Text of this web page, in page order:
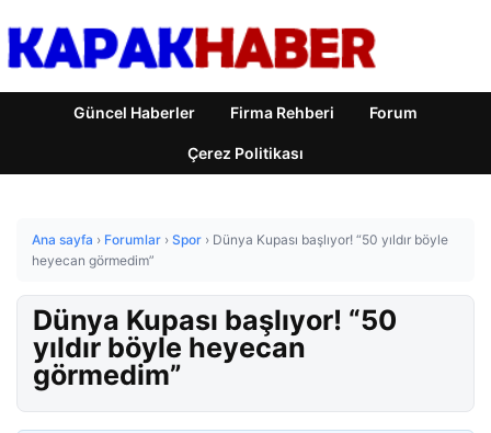
Güncel Haberler Firma Rehberi Forum
Çerez Politikası
Ana sayfa › Forumlar › Spor › Dünya Kupası başlıyor! “50 yıldır böyle
heyecan görmedim”
Dünya Kupası başlıyor! “50
yıldır böyle heyecan
görmedim”